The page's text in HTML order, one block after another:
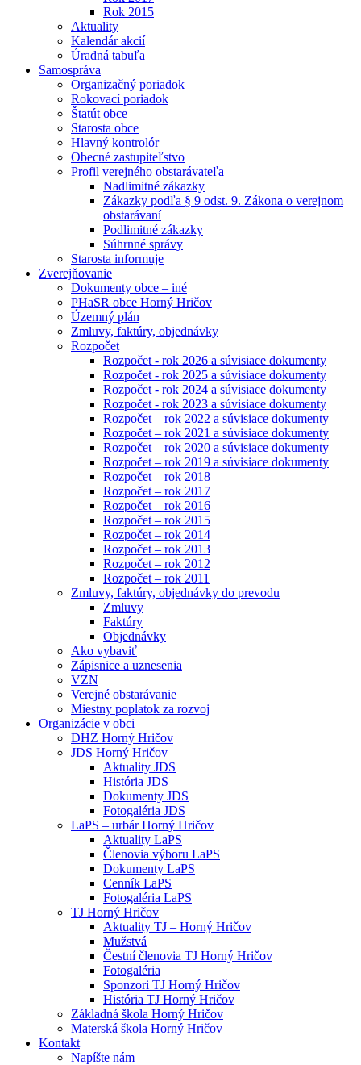
Rok 2015
Aktuality
Kalendár akcií
Úradná tabuľa
Samospráva
Organizačný poriadok
Rokovací poriadok
Štatút obce
Starosta obce
Hlavný kontrolór
Obecné zastupiteľstvo
Profil verejného obstarávateľa
Nadlimitné zákazky
Zákazky podľa § 9 odst. 9. Zákona o verejnom
obstarávaní
Podlimitné zákazky
Súhrnné správy
Starosta informuje
Zverejňovanie
Dokumenty obce – iné
PHaSR obce Horný Hričov
Územný plán
Zmluvy, faktúry, objednávky
Rozpočet
Rozpočet - rok 2026 a súvisiace dokumenty
Rozpočet - rok 2025 a súvisiace dokumenty
Rozpočet - rok 2024 a súvisiace dokumenty
Rozpočet - rok 2023 a súvisiace dokumenty
Rozpočet – rok 2022 a súvisiace dokumenty
Rozpočet – rok 2021 a súvisiace dokumenty
Rozpočet – rok 2020 a súvisiace dokumenty
Rozpočet – rok 2019 a súvisiace dokumenty
Rozpočet – rok 2018
Rozpočet – rok 2017
Rozpočet – rok 2016
Rozpočet – rok 2015
Rozpočet – rok 2014
Rozpočet – rok 2013
Rozpočet – rok 2012
Rozpočet – rok 2011
Zmluvy, faktúry, objednávky do prevodu
Zmluvy
Faktúry
Objednávky
Ako vybaviť
Zápisnice a uznesenia
VZN
Verejné obstarávanie
Miestny poplatok za rozvoj
Organizácie v obci
DHZ Horný Hričov
JDS Horný Hričov
Aktuality JDS
História JDS
Dokumenty JDS
Fotogaléria JDS
LaPS – urbár Horný Hričov
Aktuality LaPS
Členovia výboru LaPS
Dokumenty LaPS
Cenník LaPS
Fotogaléria LaPS
TJ Horný Hričov
Aktuality TJ – Horný Hričov
Mužstvá
Čestní členovia TJ Horný Hričov
Fotogaléria
Sponzori TJ Horný Hričov
História TJ Horný Hričov
Základná škola Horný Hričov
Materská škola Horný Hričov
Kontakt
Napíšte nám